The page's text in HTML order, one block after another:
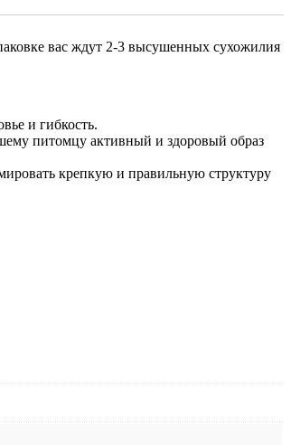
вас ждут 2-3 высушенных сухожилия
и гибкость.
питомцу активный и здоровый образ
крепкую и правильную структуру